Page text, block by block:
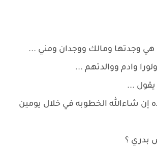
وجدتها ومالك ووجدان ومني ...
وادم ووالدتهم ...
...
إن شاءالله الخطوبه في خلال يومين
بدري ؟